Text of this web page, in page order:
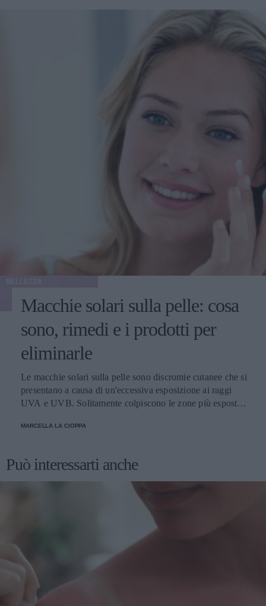
Macchie solari sulla pelle: cosa
sono, rimedi e i prodotti per
eliminarle
Le macchie solari sulla pelle sono discromie cutanee che si
presentano a causa di un'eccessiva esposizione ai raggi
UVA e UVB. Solitamente colpiscono le zone più esposte,
attenuarle e i prodotti migliori per schiarirle.
MARCELLA LA CIOPPA
Può interessarti anche